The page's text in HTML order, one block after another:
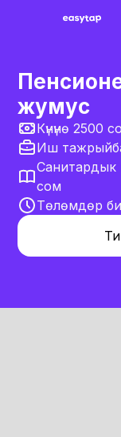
жумус
Күнүнө 2500
Иш
Санитардык
сом
Төлөмдөр